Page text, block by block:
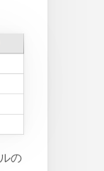
の